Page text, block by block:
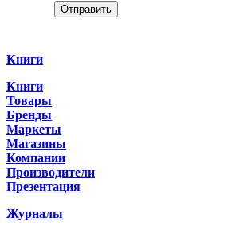
Отправить
Книги
Книги
Товары
Бренды
Маркеты
Магазины
Компании
Производители
Презентация
Журналы